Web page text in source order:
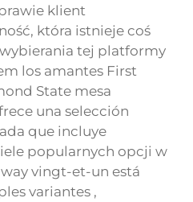
klient
która istnieje coś
tej platformy
los amantes First
State mesa
una selección
que incluye
popularnych opcji w
vingt-et-un está
variantes ,